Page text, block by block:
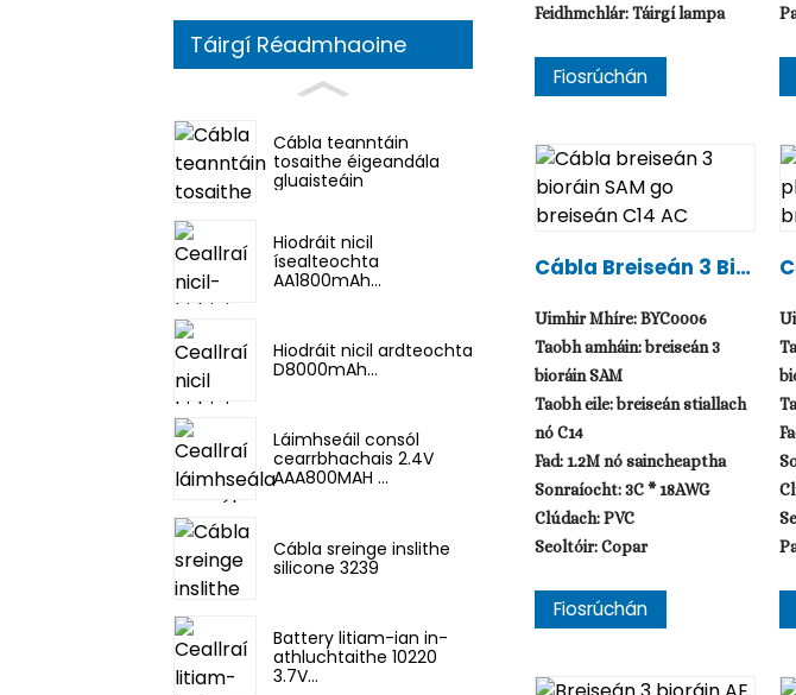
Táirgí Réadmhaoine
Cábla teanntáin
tosaithe éigeandála
gluaisteáin
Hiodráit nicil
ísealteochta
AA1800mAh...
Hiodráit nicil ardteochta
D8000mAh...
Láimhseáil consól
cearrbhachais 2.4V
AAA800MAH ...
Cábla sreinge inslithe
silicone 3239
Battery litiam-ian in-
athluchtaithe 10220
3.7V...
Feidhmchlár: Táirgí lampa
Fiosrúchán
Cábla Breiseán 3 Bio
N C14 AC
Uimhir Mhíre: BYC0006
Taobh amháin: breiseán 3
bioráin SAM
Taobh eile: breiseán stiallach
nó C14
Fad: 1.2M nó saincheaptha
Sonraíocht: 3C * 18AWG
Clúdach: PVC
Seoltóir: Copar
Fiosrúchán